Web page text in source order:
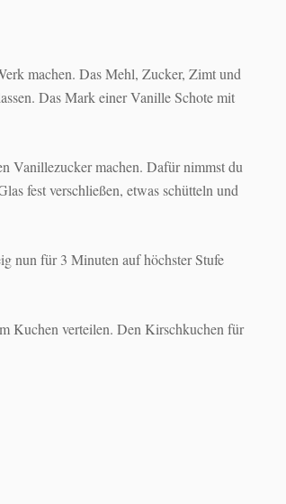
machen. Das Mehl, Zucker, Zimt und
Das Mark einer Vanille Schote mit
Vanillezucker machen. Dafür nimmst du
fest verschließen, etwas schütteln und
nun für 3 Minuten auf höchster Stufe
Kuchen verteilen. Den Kirschkuchen für